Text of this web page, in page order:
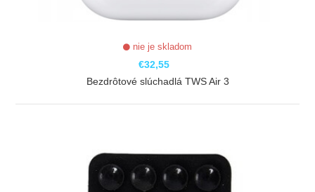
nie je skladom
€32,55
Bezdrôtové slúchadlá TWS Air 3